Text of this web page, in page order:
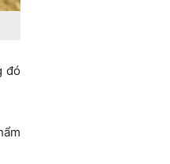
đó